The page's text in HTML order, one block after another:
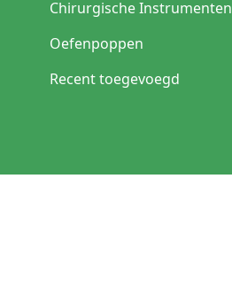
Chirurgische Instrumenten
Oefenpoppen
Recent toegevoegd